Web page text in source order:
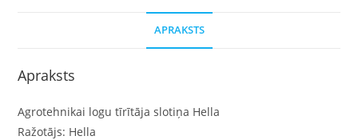
APRAKSTS
Apraksts
Agrotehnikai logu tīrītāja slotiņa Hella
Ražotājs: Hella